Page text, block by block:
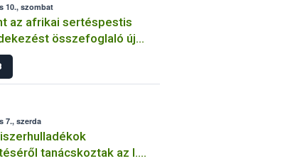
10., szombat
az afrikai sertéspestis
összefoglaló új
határozat
7., szerda
tanácskoztak az I.